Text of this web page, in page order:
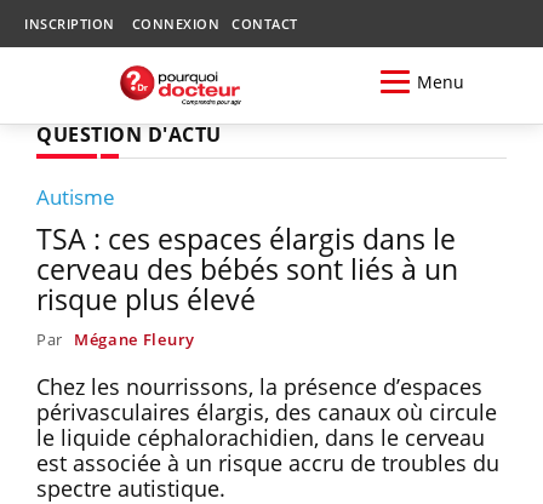
INSCRIPTION CONNEXION CONTACT
Menu
QUESTION D'ACTU
Autisme
TSA : ces espaces élargis dans le
cerveau des bébés sont liés à un
risque plus élevé
Par Mégane Fleury
Chez les nourrissons, la présence d’espaces
périvasculaires élargis, des canaux où circule
le liquide céphalorachidien, dans le cerveau
est associée à un risque accru de troubles du
spectre autistique.